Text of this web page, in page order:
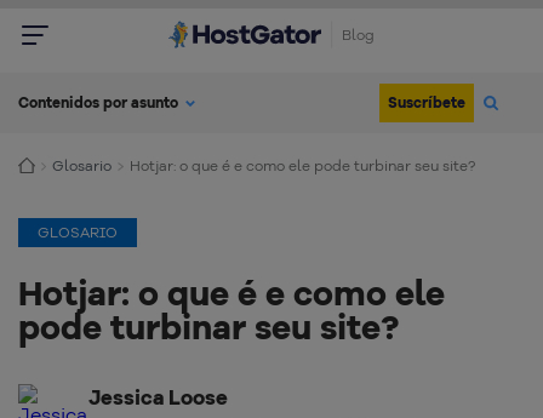
Blog
Contenidos por asunto Suscríbete
Glosario Hotjar: o que é e como ele pode turbinar seu site?
GLOSARIO
Hotjar: o que é e como ele
pode turbinar seu site?
Jessica Loose